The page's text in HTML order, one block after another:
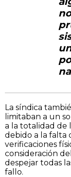
La síndica
limitaban a un
a la totalidad de
debido a la falta
verificaciones
consideración
despejar todas
fallo.